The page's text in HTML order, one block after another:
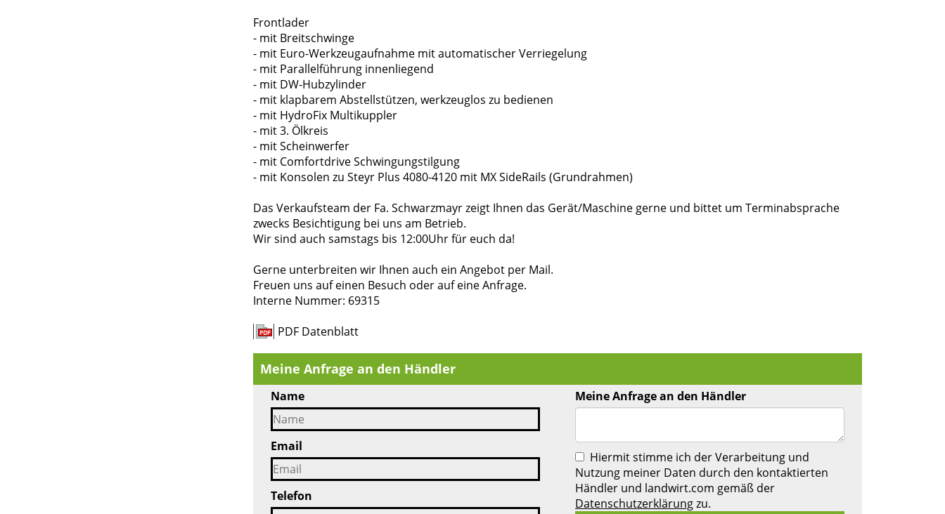
Frontlader
- mit Breitschwinge
- mit Euro-Werkzeugaufnahme mit automatischer Verriegelung
- mit Parallelführung innenliegend
- mit DW-Hubzylinder
- mit klapbarem Abstellstützen, werkzeuglos zu bedienen
- mit HydroFix Multikuppler
- mit 3. Ölkreis
- mit Scheinwerfer
- mit Comfortdrive Schwingungstilgung
- mit Konsolen zu Steyr Plus 4080-4120 mit MX SideRails (Grundrahmen)
Das Verkaufsteam der Fa. Schwarzmayr zeigt Ihnen das Gerät/Maschine gerne und bittet um Terminabsprache
zwecks Besichtigung bei uns am Betrieb.
Wir sind auch samstags bis 12:00Uhr für euch da!
Gerne unterbreiten wir Ihnen auch ein Angebot per Mail.
Freuen uns auf einen Besuch oder auf eine Anfrage.
Interne Nummer: 69315
PDF Datenblatt
Meine Anfrage an den Händler
Name
Email
Telefon
Meine Anfrage an den Händler
Hiermit stimme ich der Verarbeitung und
Nutzung meiner Daten durch den kontaktierten
Händler und landwirt.com gemäß der
Datenschutzerklärungzu.